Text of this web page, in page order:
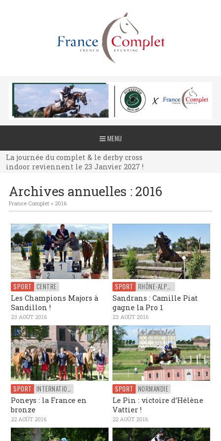
MENU
La journée du complet & le derby cross
indoor reviennent le 23 Janvier 2027 !
La journée du complet & le derby cross
indoor reviennent le 23 Janvier 2027 !
indoor reviennent le 23 Janvier 2027 !
Archives annuelles : 2016
France Complet» 2016
SPORT CENTRE
Les Champions Majors à
Sandillon !
23 AOÛT 2016
SPORT
RHÔNE-ALPES
Sandrans : Camille Piat
gagne la Pro 1
23 AOÛT 2016
SPORT
Poneys : la France en
bronze
22 AOÛT 2016
SPORT NORMANDIE
Le Pin : victoire d’Hélène
Vattier !
22 AOÛT 2016